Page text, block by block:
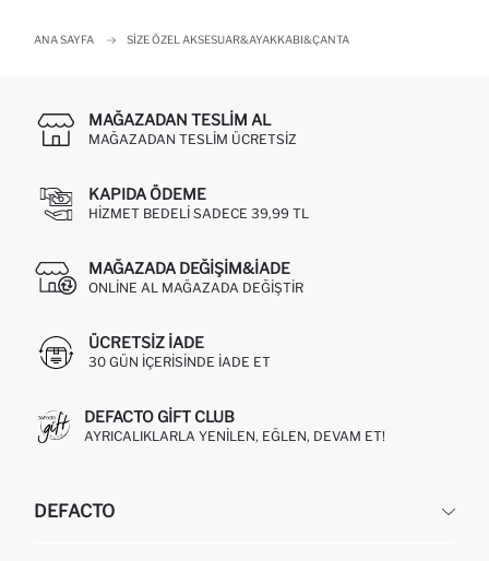
ANA SAYFA SIZE ÖZEL AKSESUAR&AYAKKABI&ÇANTA
MAĞAZADAN TESLIM AL
MAĞAZADAN TESLIM ÜCRETSIZ
KAPIDA ÖDEME
HIZMET BEDELI SADECE 39,99 TL
MAĞAZADA DEĞIŞIM&İADE
ONLINE AL MAĞAZADA DEĞIŞTIR
ÜCRETSIZ IADE
30 GÜN IÇERISINDE IADE ET
DEFACTO GIFT CLUB
AYRICALIKLARLA YENILEN, EĞLEN, DEVAM ET!
DEFACTO